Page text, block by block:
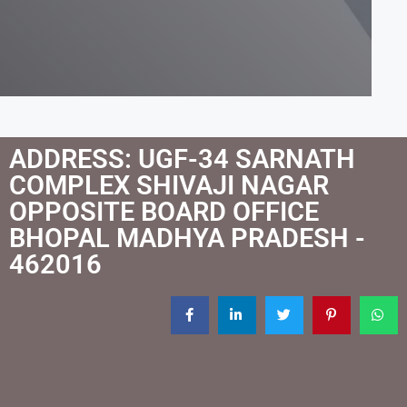
ADDRESS: UGF-34 SARNATH
COMPLEX SHIVAJI NAGAR
OPPOSITE BOARD OFFICE
BHOPAL MADHYA PRADESH -
462016